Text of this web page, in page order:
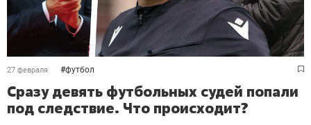
27 февраля #футбол
Сразу девять футбольных судей попали
под следствие. Что происходит?